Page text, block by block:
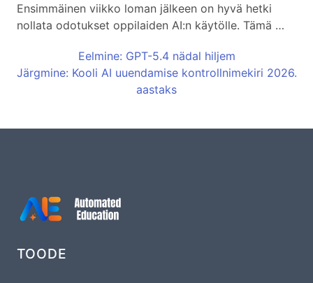
Ensimmäinen viikko loman jälkeen on hyvä hetki
nollata odotukset oppilaiden AI:n käytölle. Tämä …
Eelmine: GPT-5.4 nädal hiljem
Järgmine: Kooli AI uuendamise kontrollnimekiri 2026.
aastaks
TOODE